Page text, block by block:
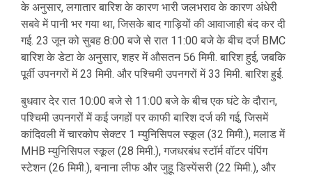
के अनुसार, लगातार बारिश के कारण भारी जलभराव के कारण अंधेरी
सबवे में पानी भर गया था, जिसके बाद गाड़ियों की आवाजाही बंद कर दी
गई. 23 जून को सुबह 8:00 बजे से रात 11:00 बजे के बीच दर्ज BMC
बारिश के डेटा के अनुसार, शहर में औसतन 56 मिमी. बारिश हुई, जबकि
पूर्वी उपनगरों में 23 मिमी. और पश्चिमी उपनगरों में 33 मिमी. बारिश हुई.
बुधवार देर रात 10:00 बजे से 11:00 बजे के बीच एक घंटे के दौरान,
पश्चिमी उपनगरों में कई जगहों पर काफी बारिश दर्ज की गई, जिसमें
कांदिवली में चारकोप सेक्टर 1 म्युनिसिपल स्कूल (32 मिमी.), मलाड में
MHB म्युनिसिपल स्कूल (28 मिमी.), गजधरबंध स्टॉर्म वॉटर पंपिंग
स्टेशन (26 मिमी.), बनाना लीफ और जुहू डिस्पेंसरी (22 मिमी.), और